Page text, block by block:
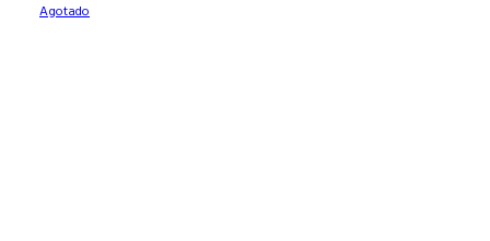
Agotado